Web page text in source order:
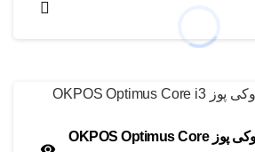
صندوق فروشگاهی اوکی پوز OKPOS Optimus Core